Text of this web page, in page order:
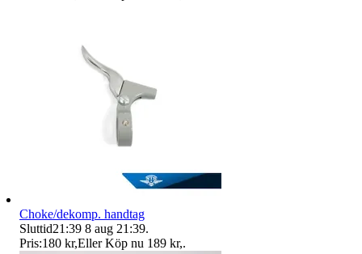
Choke/dekomp. handtag
Sluttid21:39 8 aug 21:39.
Pris:180 kr,Eller Köp nu 189 kr,.